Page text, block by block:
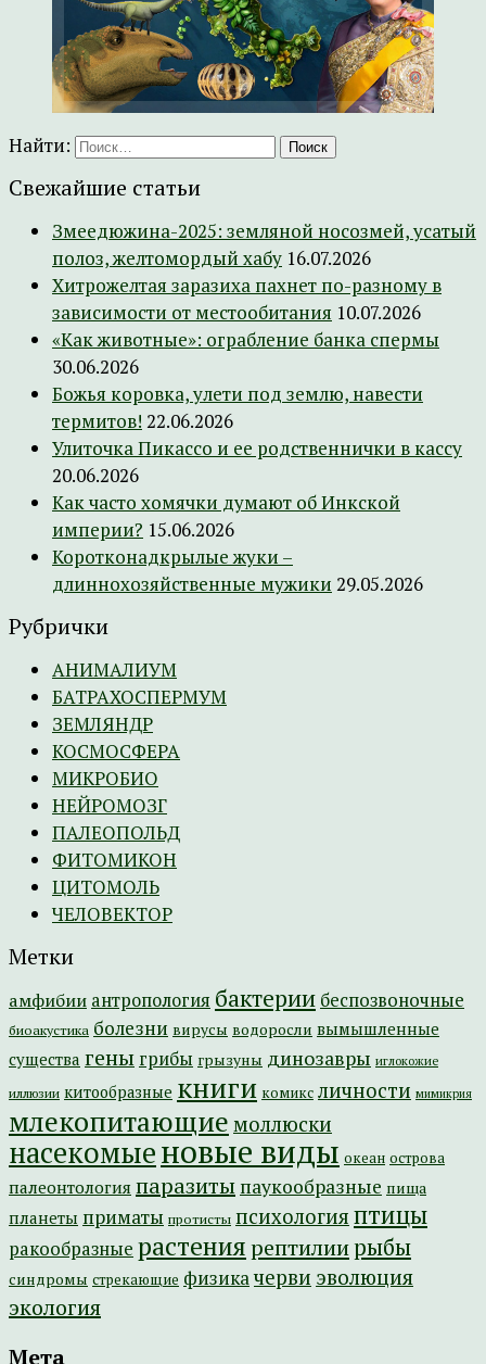
Найти:
Свежайшие статьи
Змеедюжина-2025: земляной носозмей, усатый
полоз, желтомордый хабу 16.07.2026
Хитрожелтая заразиха пахнет по-разному в
зависимости от местообитания 10.07.2026
«Как животные»: ограбление банка спермы
30.06.2026
Божья коровка, улети под землю, навести
термитов! 22.06.2026
Улиточка Пикассо и ее родственнички в кассу
20.06.2026
Как часто хомячки думают об Инкской
империи? 15.06.2026
Коротконадкрылые жуки –
длиннохозяйственные мужики 29.05.2026
Рубрички
АНИМАЛИУМ
БАТРАХОСПЕРМУМ
ЗЕМЛЯНДР
КОСМОСФЕРА
МИКРОБИО
НЕЙРОМОЗГ
ПАЛЕОПОЛЬД
ФИТОМИКОН
ЦИТОМОЛЬ
ЧЕЛОВЕКТОР
Метки
амфибии антропология бактерии беспозвоночные
биоакустика болезни вирусы водоросли вымышленные
существа гены грибы грызуны динозавры иглокожие
иллюзии китообразные книги комикс личности мимикрия
млекопитающие моллюски
насекомыеновые виды океан острова
палеонтология паразиты паукообразные пища
планеты приматы протисты психология птицы
ракообразные растениярептилиирыбы
синдромы стрекающие физикачерви эволюция
экология
Мета